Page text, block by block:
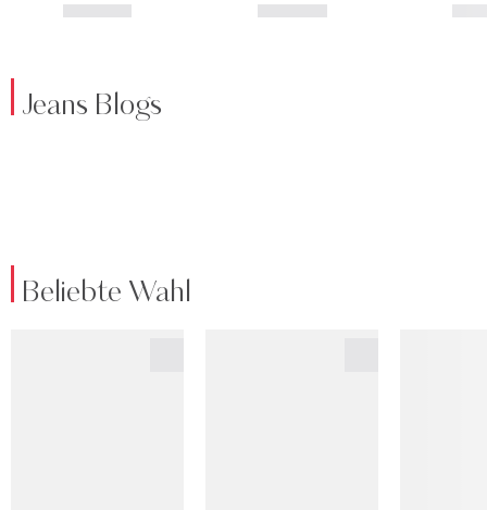
Jeans Blogs
Beliebte Wahl